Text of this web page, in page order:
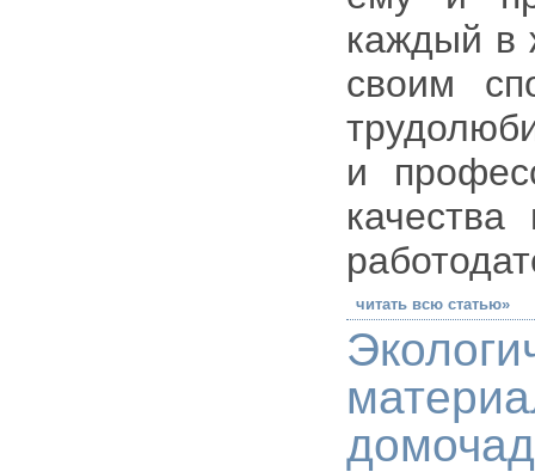
каждый в
своим
и
читать всю статью»